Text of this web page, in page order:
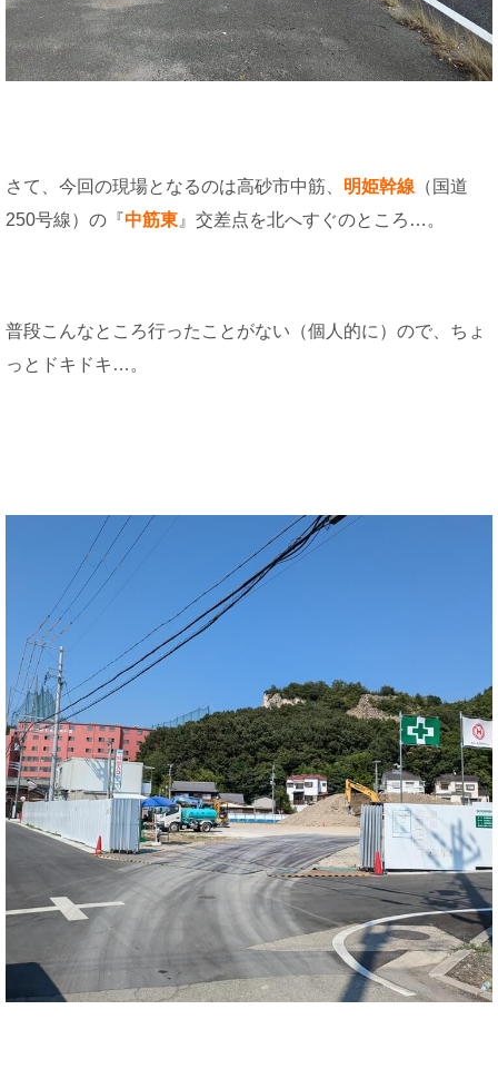
さて、今回の現場となるのは高砂市中筋、 明姫幹線 （国道
250号線）の『中筋東 』交差点を北へすぐのところ…。
普段こんなところ行ったことがない（個人的に）ので、ちょ
っとドキドキ…。